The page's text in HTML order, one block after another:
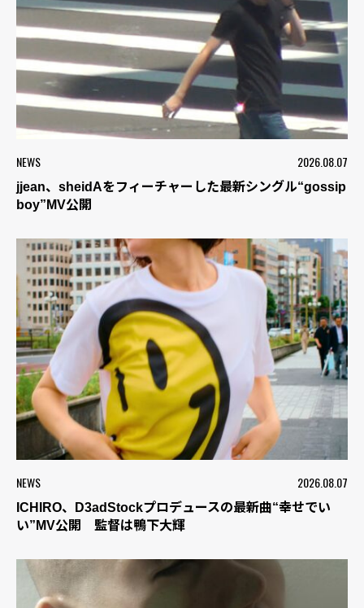
NEWS 2026.08.07
jjean、sheidAをフィーチャーした最新シングル“gossip
boy”MV公開
NEWS 2026.08.07
ICHIRO、D3adStockプロデュースの最新曲“幸せでい
い”MV公開 監督は鴨下大輝